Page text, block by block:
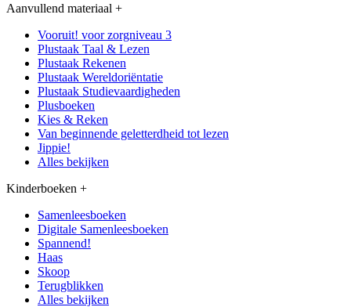
Aanvullend materiaal +
Vooruit! voor zorgniveau 3
Plustaak Taal & Lezen
Plustaak Rekenen
Plustaak Wereldoriëntatie
Plustaak Studievaardigheden
Plusboeken
Kies & Reken
Van beginnende geletterdheid tot lezen
Jippie!
Alles bekijken
Kinderboeken +
Samenleesboeken
Digitale Samenleesboeken
Spannend!
Haas
Skoop
Terugblikken
Alles bekijken